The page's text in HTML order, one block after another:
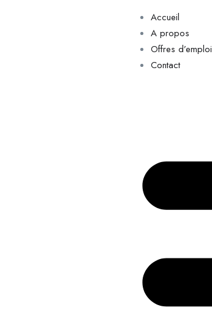
Accueil
A propos
Offres d’emploi
Contact